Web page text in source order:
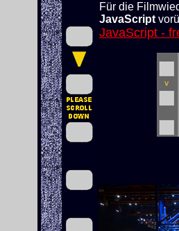
Für die
JavaScript
JavaScript -